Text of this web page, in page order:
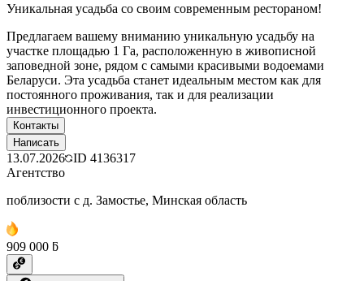
Уникальная усадьба со своим современным рестораном!
Предлагаем вашему вниманию уникальную усадьбу на
участке площадью 1 Га, расположенную в живописной
заповедной зоне, рядом с самыми красивыми водоемами
Беларуси. Эта усадьба станет идеальным местом как для
постоянного проживания, так и для реализации
инвестиционного проекта.
Контакты
Написать
13.07.2026 ID 4136317
Агентство
поблизости с д. Замостье, Минская область
909 000 ƃ